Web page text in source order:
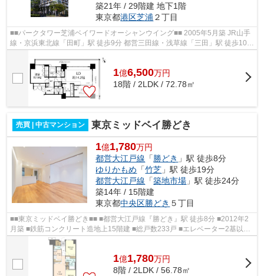
築21年 / 29階建 地下1階
東京都港区芝浦 ２丁目
■■パークタワー芝浦ベイワードオーシャンウイング■■ 2005年5月築 JR山手
線・京浜東北線「田町」駅 徒歩9分 都営三田線・浅草線「三田」駅 徒歩10分
新交通ゆりかもめ「芝浦ふ頭」駅 ...
1億6,500万円
18階 / 2LDK / 72.78㎡
売買 | 中古マンション 東京ミッドベイ勝どき
1億1,780万円
都営大江戸線 「勝どき 」駅 徒歩8分
ゆりかもめ 「竹芝 」駅 徒歩19分
都営大江戸線 「築地市場 」駅 徒歩24分
築14年 / 15階建
東京都中央区勝どき ５丁目
■■東京ミッドベイ勝どき■■ ■都営大江戸線『勝どき』駅 徒歩8分 ■2012年2
月築 ■鉄筋コンクリート造地上15階建 ■総戸数233戸 ■エレベーター2基以上
完備 ■オートロック ■防犯カメラ ■宅...
1億1,780万円
8階 / 2LDK / 56.78㎡